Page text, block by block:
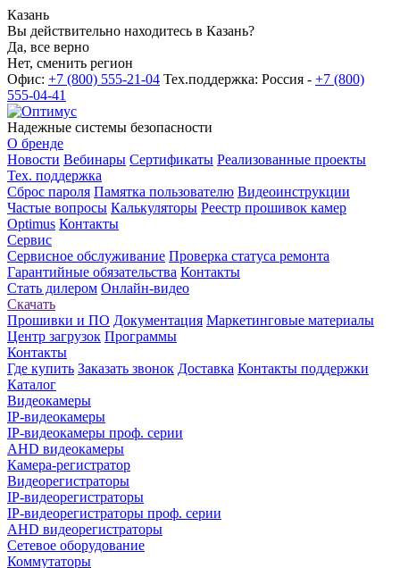
Казань
Вы действительно находитесь в Казань?
Да, все верно
Нет, сменить регион
Офис: +7 (800) 555-21-04 Тех.поддержка: Россия - +7 (800)
555-04-41
Надежные системы безопасности
О бренде
Новости Вебинары Сертификаты Реализованные проекты
Тех. поддержка
Сброс пароля Памятка пользователю Видеоинструкции
Частые вопросы Калькуляторы Реестр прошивок камер
Optimus Контакты
Сервис
Сервисное обслуживание Проверка статуса ремонта
Гарантийные обязательства Контакты
Стать дилером Онлайн-видео
Скачать
Прошивки и ПО Документация Маркетинговые материалы
Центр загрузок Программы
Контакты
Где купить Заказать звонок Доставка Контакты поддержки
Каталог
Видеокамеры
IP-видеокамеры
IP-видеокамеры проф. серии
AHD видеокамеры
Камера-регистратор
Видеорегистраторы
IP-видеорегистраторы
IP-видеорегистраторы проф. серии
AHD видеорегистраторы
Сетевое оборудование
Коммутаторы